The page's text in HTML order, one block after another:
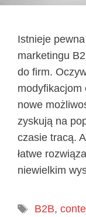
Istnieje
marketingu
do firm.
modyfikacjom
nowe
zyskują na
czasie tracą.
łatwe
niewielkim
Tagi
B2B,